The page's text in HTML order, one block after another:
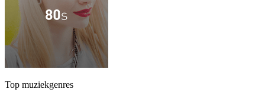
Top muziekgenres